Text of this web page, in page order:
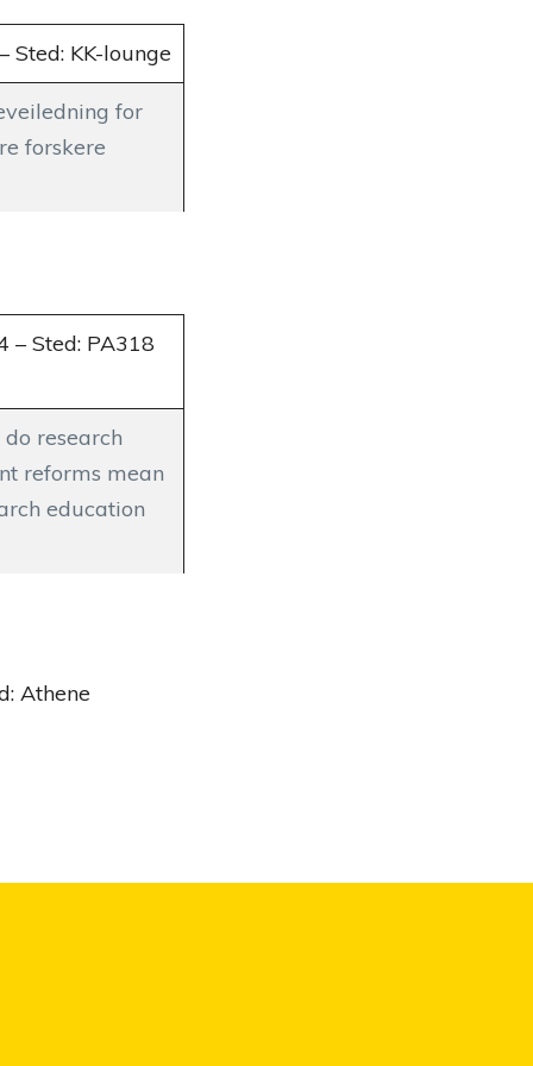
Sted: KK-lounge
for
forskere
– Sted: PA318
research
reforms mean
education
Athene